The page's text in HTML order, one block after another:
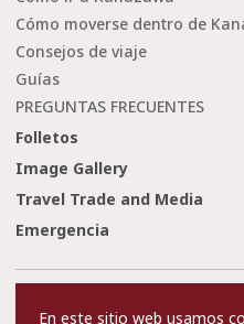
Cómo moverse dentro de
Consejos de viaje
Guías
PREGUNTAS FRECUENTES
Folletos
Image Gallery
Travel Trade and Media
Emergencia
En este sitio web usamos